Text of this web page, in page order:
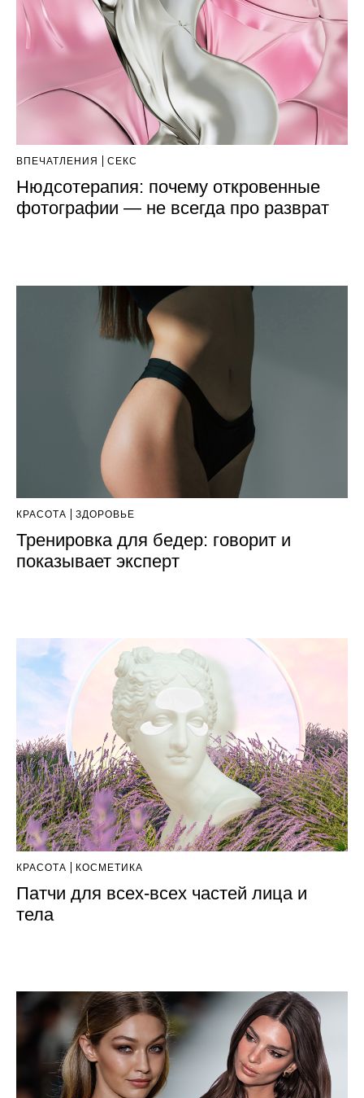
ВПЕЧАТЛЕНИЯ СЕКС
Нюдсотерапия: почему откровенные
фотографии — не всегда про разврат
КРАСОТА ЗДОРОВЬЕ
Тренировка для бедер: говорит и
показывает эксперт
КРАСОТА КОСМЕТИКА
Патчи для всех-всех частей лица и
тела